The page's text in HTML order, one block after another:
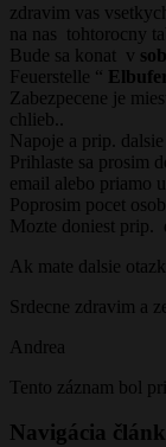
zdravim vas
na nas tohtorocny
Bude sa konat v
Feuerstelle “
Zabezpecene je
chlieb..
Napoje a prip.
Prihlaste sa prosim
email alebo priamo u
Poprosim pocet
Mozte doniest prip.
Ak mate dalsie
Srdecne zdravim a
Andrea
Tento záznam bol
Navigácia